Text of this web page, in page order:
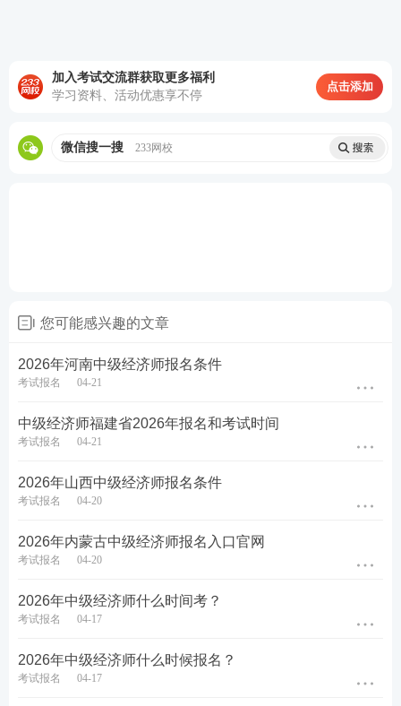
缺，稳步提升！【进入下载APP刷题
加入考试交流群获取更多福利
学习资料、活动优惠享不停
点击添加
微信搜一搜 233网校
您可能感兴趣的文章
2026年河南中级经济师报名条件
考试报名 04-21
中级经济师福建省2026年报名和考试时间
考试报名 04-21
2026年山西中级经济师报名条件
考试报名 04-20
2026年内蒙古中级经济师报名入口官网
考试报名 04-20
2026年中级经济师什么时间考？
考试报名 04-17
2026年中级经济师什么时候报名？
考试报名 04-17